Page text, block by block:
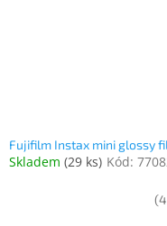
Fujifilm Instax mini glossy
Skladem (29 ks) Kód: